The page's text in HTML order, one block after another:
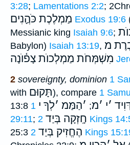
3:28; Lamentations 2:2;
מַמְלֶכֶת כֹּהֲָנִים Exodus 19:6
Messianic king Isaiah 9:6;
Babylon) Isaiah 13:19, מ
מִשְׁמְּחֹת מַמְלְכוֺת צָפ֫וֺנָה
2 sovereignty, dominion 1
with תָּקוּם), compare 1
13:8
׳י ׳מ; ׳הַמַּמ ׳לְךָ י 1 Chronicles
29:11; חָֽזְקָה בְּיַד 2 Kings
25:3
הֶחֱזִיק בְּיַד 2 Kings